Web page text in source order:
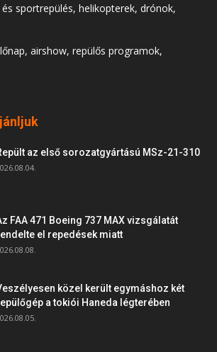
és sportrepülés, helikopterek, drónok,
airshow, repülős programok,
az első sorozatgyártású MSz-21-310
FAA 471 Boeing 737 MAX vizsgálatát
el repedések miatt
közel került egymáshoz két
a tokiói Haneda légterében